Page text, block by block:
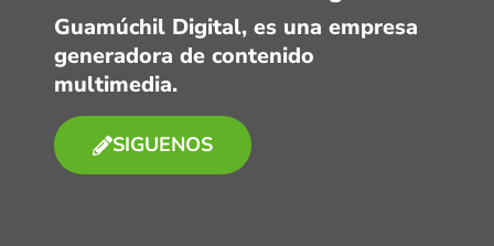
Guamúchil Digital, es una empresa
generadora de contenido
multimedia.
SIGUENOS